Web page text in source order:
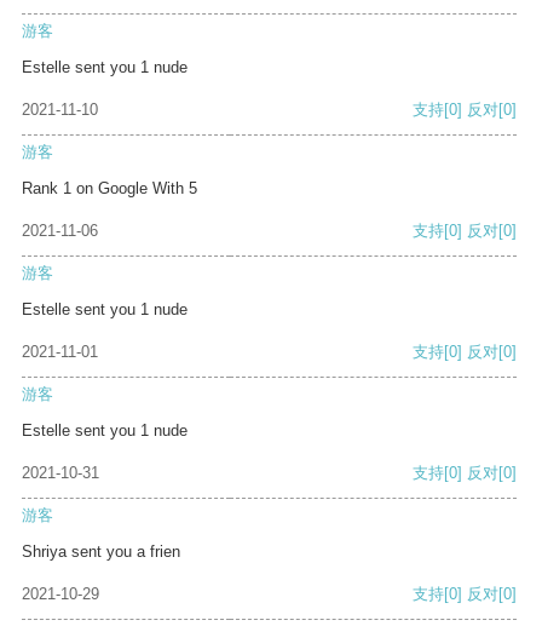
游客
Estelle sent you 1 nude
2021-11-10 支持[0] 反对[0]
游客
Rank 1 on Google With 5
2021-11-06 支持[0] 反对[0]
游客
Estelle sent you 1 nude
2021-11-01 支持[0] 反对[0]
游客
Estelle sent you 1 nude
2021-10-31 支持[0] 反对[0]
游客
Shriya sent you a frien
2021-10-29 支持[0] 反对[0]